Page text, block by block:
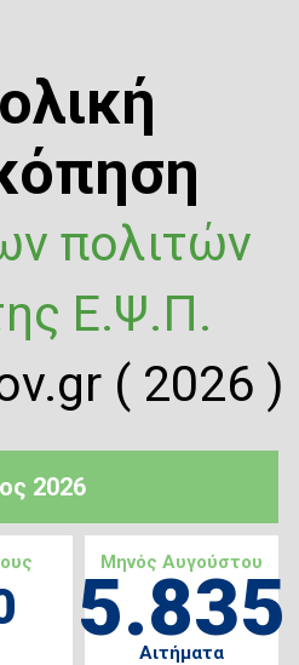
2026
Μηνός Αυγούστου
5.835
Αιτήματα
πολιτών
Ε.Ψ.Π.
( 2026 )